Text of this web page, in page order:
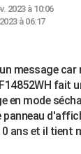
2023 à 10:06
à 06:17
message car
fait
en mode
ans et il tient